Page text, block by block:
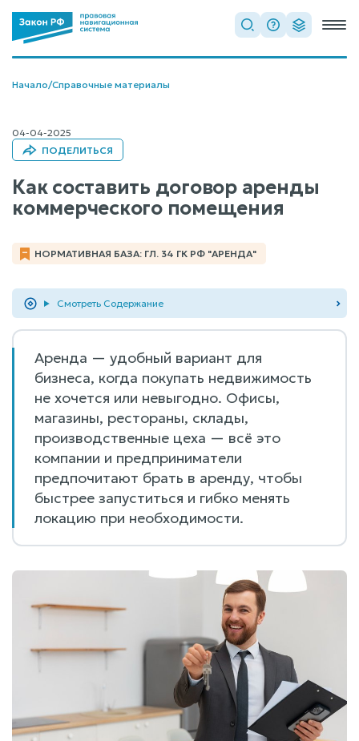
Начало/Справочные материалы
04-04-2025
ПОДЕЛИТЬСЯ
Как составить договор аренды
коммерческого помещения
НОРМАТИВНАЯ БАЗА: ГЛ. 34 ГК РФ "АРЕНДА"
Смотреть Содержание
Аренда — удобный вариант для
бизнеса, когда покупать недвижимость
не хочется или невыгодно. Офисы,
магазины, рестораны, склады,
производственные цеха — всё это
компании и предприниматели
предпочитают брать в аренду, чтобы
быстрее запуститься и гибко менять
локацию при необходимости.